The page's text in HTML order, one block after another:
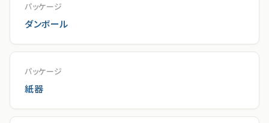
パッケージ
ダンボール
パッケージ
紙器